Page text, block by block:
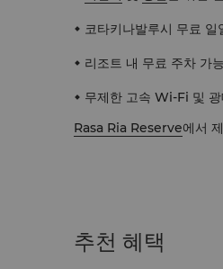
코타키나발루시 무료 일
리조트 내 무료 주차 가능
무제한 고속 Wi-Fi 및
Rasa Ria Reserve에서
추천 혜택